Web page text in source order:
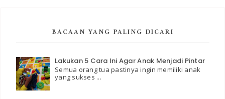
BACAAN YANG PALING DICARI
Lakukan 5 Cara Ini Agar Anak Menjadi Pintar
Semua orang tua pastinya ingin memiliki anak
yang sukses ...